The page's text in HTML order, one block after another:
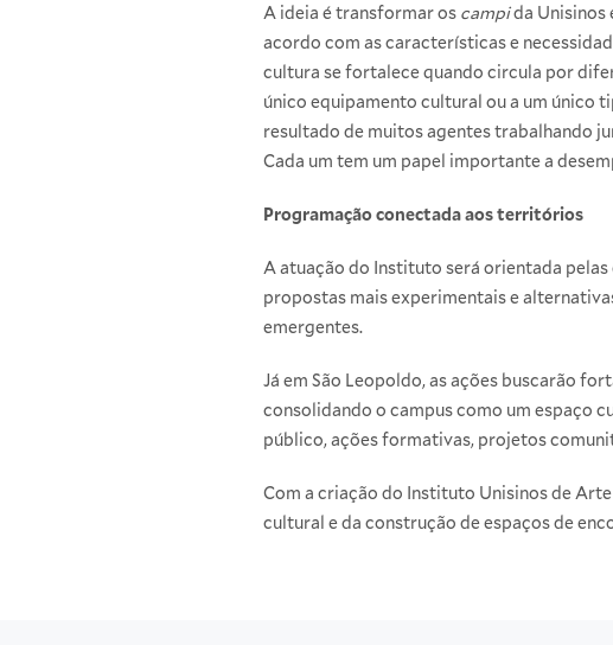
A ideia é transformar os campida Unisinos
acordo com as características e
cultura se fortalece quando circula por
único equipamento cultural ou a um único
resultado de muitos agentes trabalhando
Cada um tem um papel importante a
Programação conectada aos territórios
A atuação do Instituto será orientada
propostas mais experimentais e
emergentes.
Já em São Leopoldo, as ações buscarão
consolidando o campus como um espaço
público, ações formativas, projetos
Com a criação do Instituto Unisinos de
cultural e da construção de espaços de